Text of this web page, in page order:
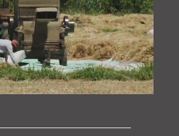
CARTE
COLLECTIONS